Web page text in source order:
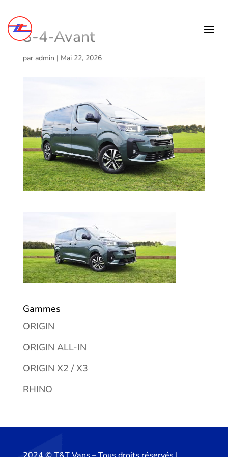
3-4-Avant
par admin | Mai 22, 2026
Gammes
ORIGIN
ORIGIN ALL-IN
ORIGIN X2 / X3
RHINO